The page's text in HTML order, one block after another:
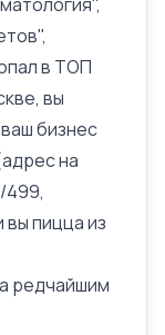
в ТОП
вы
бизнес
на
499,
пицца из
редчайшим